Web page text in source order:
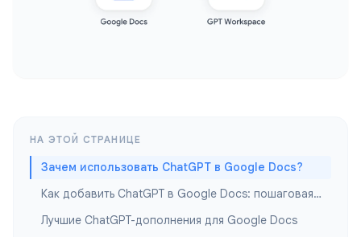
НА ЭТОЙ СТРАНИЦЕ
Зачем использовать ChatGPT в Google Docs?
Как добавить ChatGPT в Google Docs: пошаговая инструкция
Лучшие ChatGPT-дополнения для Google Docs